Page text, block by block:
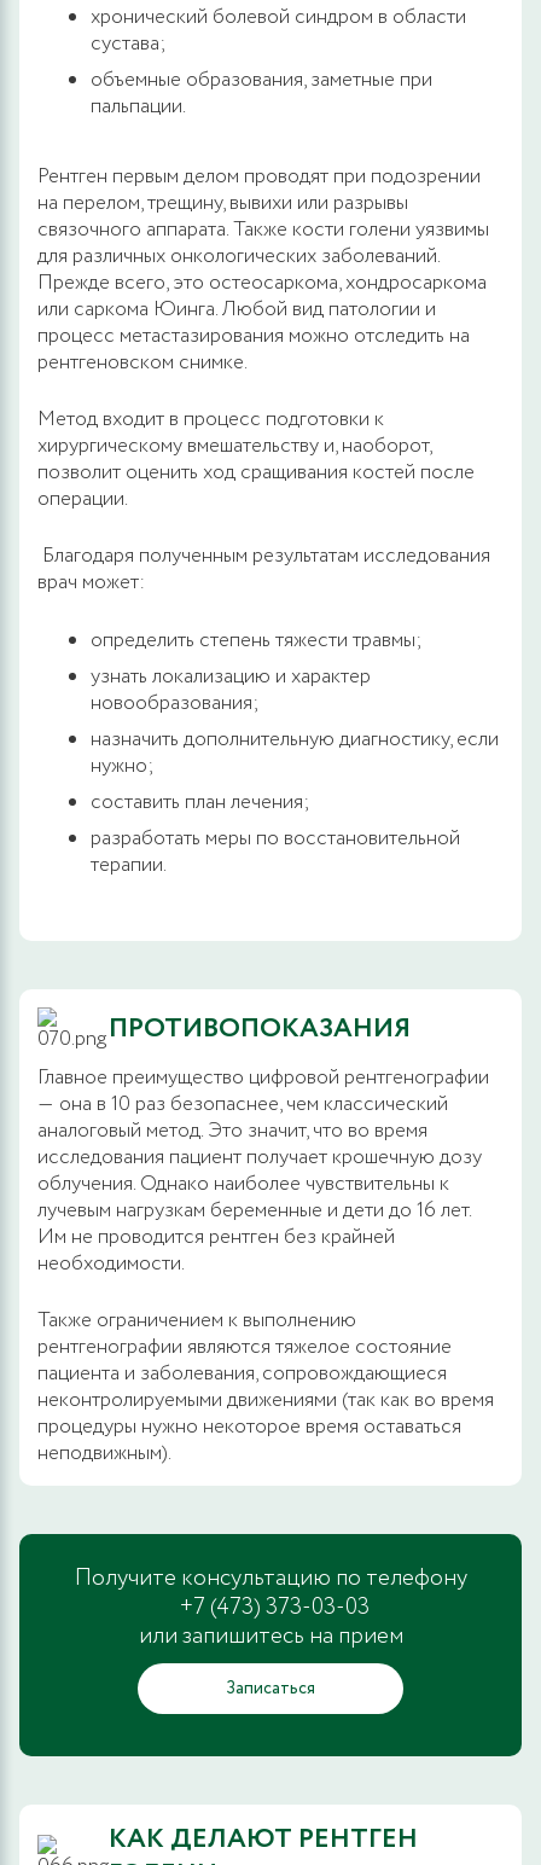
хронический болевой синдром в области
сустава;
объемные образования, заметные при
пальпации.
Рентген первым делом проводят при подозрении
на перелом, трещину, вывихи или разрывы
связочного аппарата. Также кости голени уязвимы
для различных онкологических заболеваний.
Прежде всего, это остеосаркома, хондросаркома
или саркома Юинга. Любой вид патологии и
процесс метастазирования можно отследить на
рентгеновском снимке.
Метод входит в процесс подготовки к
хирургическому вмешательству и, наоборот,
позволит оценить ход сращивания костей после
операции.
Благодаря полученным результатам исследования
врач может:
определить степень тяжести травмы;
узнать локализацию и характер
новообразования;
назначить дополнительную диагностику, если
нужно;
составить план лечения;
разработать меры по восстановительной
терапии.
ПРОТИВОПОКАЗАНИЯ
Главное преимущество цифровой рентгенографии
― она в 10 раз безопаснее, чем классический
аналоговый метод. Это значит, что во время
исследования пациент получает крошечную дозу
облучения. Однако наиболее чувствительны к
лучевым нагрузкам беременные и дети до 16 лет.
Им не проводится рентген без крайней
необходимости.
Также ограничением к выполнению
рентгенографии являются тяжелое состояние
пациента и заболевания, сопровождающиеся
неконтролируемыми движениями (так как во время
процедуры нужно некоторое время оставаться
неподвижным).
Получите консультацию по телефону
+7 (473) 373-03-03
или запишитесь на прием
Записаться
КАК ДЕЛАЮТ РЕНТГЕН